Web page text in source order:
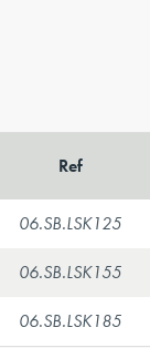
Ref
06.SB.LSK125
06.SB.LSK155
06.SB.LSK185